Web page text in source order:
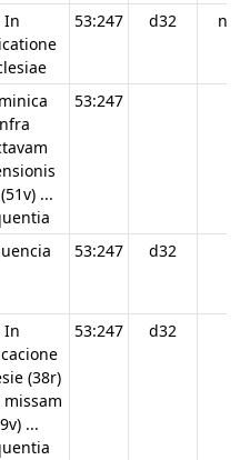
In
53:247 d32
...
53:247
53:247 d32
In
(38r)
missam
...
53:247 d32